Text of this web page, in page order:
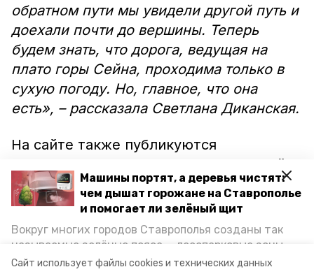
Сайт использует файлы cookies и технических данных
Машины портят, а деревья чистят:
чем дышат горожане на Ставрополье
и помогает ли зелёный щит
Вокруг многих городов Ставрополья созданы так
называемые зелёные пояса — лесопарковые зоны,
снижающие негативное воздействие выхлопных
обратном пути мы увидели другой путь и
доехали почти до вершины. Теперь
будем знать, что дорога, ведущая на
плато горы Сейна, проходима только в
сухую погоду. Но, главное, что она
есть», – рассказала Светлана Диканская.
На сайте также публикуются
фотографии достопримечательностей,
которые сделаны Светланой. Однако из-
за летнего периода путешественники не
так активно занимаются продвижением
карты.